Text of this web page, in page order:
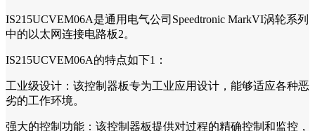
IS215UCVEM06A是通用电气公司Speedtronic MarkVI涡轮系列
中的以太网连接电路板2。
IS215UCVEM06A的特点如下1：
工业级设计：该控制器板专为工业应用设计，能够适应各种恶
劣的工作环境。
强大的控制功能：该控制器板提供对过程的精确控制和监控，